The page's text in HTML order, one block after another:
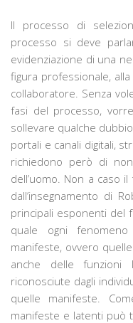
Il processo di
processo si deve
evidenziazione di una
figura professionale,
collaboratore. Senza
fasi del processo,
sollevare qualche
portali e canali digitali,
richiedono però di
dell’uomo. Non a caso
dall’insegnamento di
principali esponenti del
quale ogni
manifeste, ovvero
anche delle
riconosciute dagli
quelle manifeste.
manifeste e latenti può